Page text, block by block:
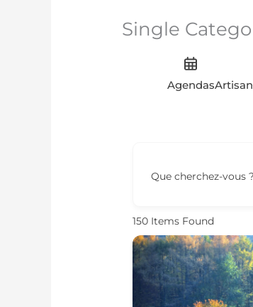
Single
Agendas
Que cherchez-vous ?
150 Items Found